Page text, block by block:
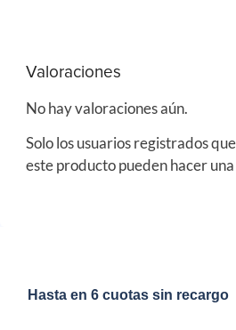
Valoraciones
No hay valoraciones aún.
Solo los usuarios registrados
este producto pueden hacer
Hasta en 6 cuotas sin recargo